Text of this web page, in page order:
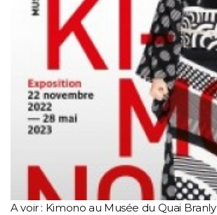
A voir : Kimono au Musée du Quai Branly